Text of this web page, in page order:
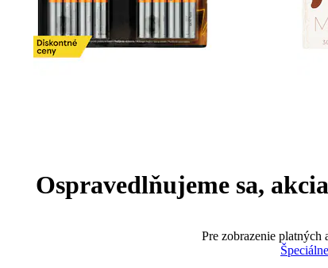
Ospravedlňujeme sa,
Pre zobrazenie